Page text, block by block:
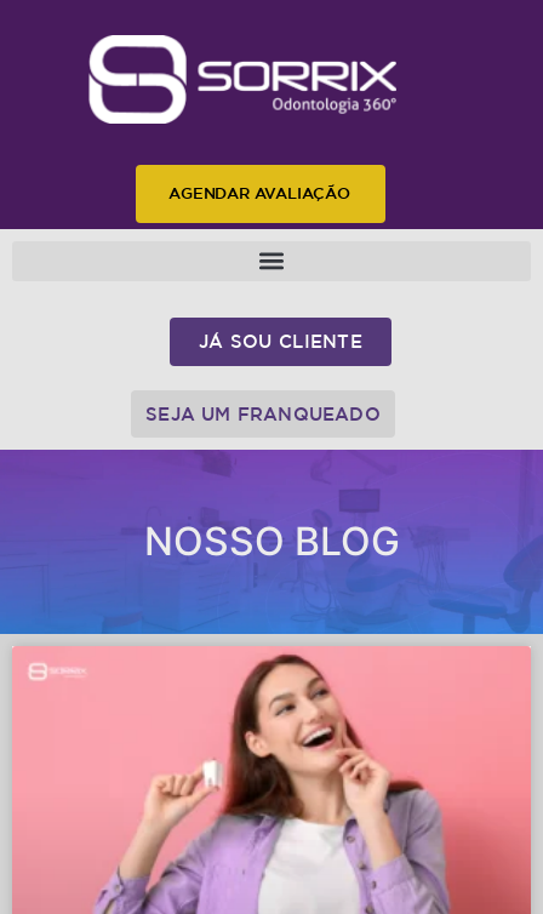
AGENDAR AVALIAÇÃO
JÁ SOU CLIENTE
SEJA UM FRANQUEADO
NOSSO BLOG